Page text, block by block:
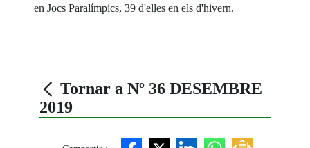
en Jocs Paralímpics, 39 d'elles en els d'hivern.
Tornar a Nº 36 DESEMBRE
2019